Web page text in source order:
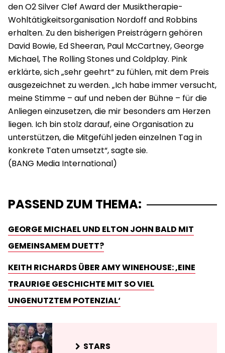
den O2 Silver Clef Award der Musiktherapie-
Wohltätigkeitsorganisation Nordoff and Robbins
erhalten. Zu den bisherigen Preisträgern gehören
David Bowie, Ed Sheeran, Paul McCartney, George
Michael, The Rolling Stones und Coldplay. Pink
erklärte, sich „sehr geehrt“ zu fühlen, mit dem Preis
ausgezeichnet zu werden. „Ich habe immer versucht,
meine Stimme – auf und neben der Bühne – für die
Anliegen einzusetzen, die mir besonders am Herzen
liegen. Ich bin stolz darauf, eine Organisation zu
unterstützen, die Mitgefühl jeden einzelnen Tag in
konkrete Taten umsetzt“, sagte sie.
PASSEND ZUM THEMA:
GEORGE MICHAEL UND ELTON JOHN BALD MIT
GEMEINSAMEM DUETT?
KEITH RICHARDS ÜBER AMY WINEHOUSE: ‚EINE
TRAURIGE GESCHICHTE MIT SO VIEL
UNGENUTZTEM POTENZIAL‘
STARS